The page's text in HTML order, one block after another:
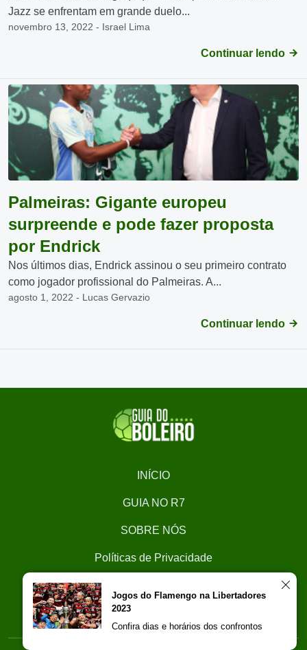
Jazz se enfrentam em grande duelo...
novembro 13, 2022 - Israel Lima
Continuar lendo
Palmeiras: Gigante europeu
surpreende e pode fazer proposta
por Endrick
Nos últimos dias, Endrick assinou o seu primeiro contrato
como jogador profissional do Palmeiras. A...
agosto 1, 2022 - Lucas Gervazio
Continuar lendo
INÍCIO
GUIA NO R7
SOBRE NÓS
Políticas de Privacidade
Trabalhe Conosco
Jogos do Flamengo na Libertadores
2023
Confira dias e horários dos confrontos